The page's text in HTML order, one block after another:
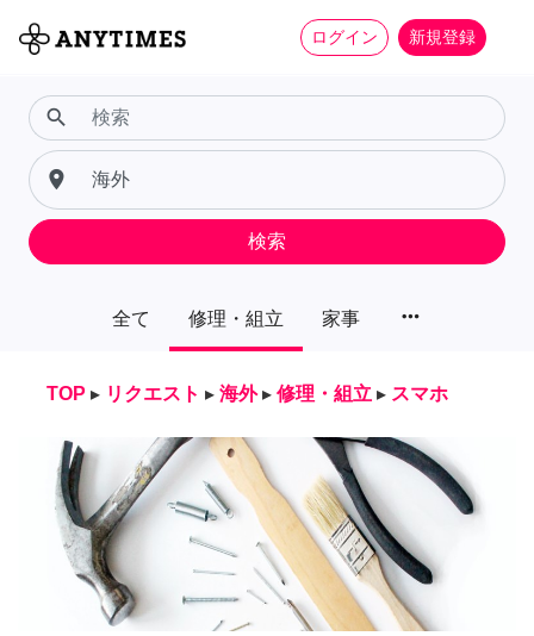
ログイン 新規登録
全て 修理・組立 家事 more_horiz
search
place
検索
TOP ▸ リクエスト ▸ 海外 ▸ 修理・組立 ▸ スマホ